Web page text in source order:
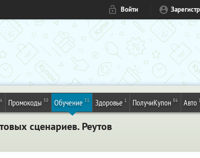
Войти
Промокоды 50 Обучение 31 Здоровье 1 ПолучиКупон 86 Авто 1
сценариев. Реутов